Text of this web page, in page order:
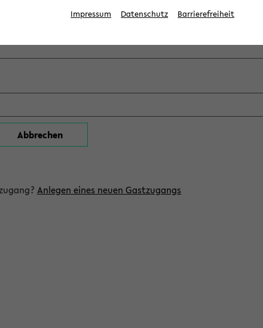
Anlegen eines neuen Gastzugangs
Impressum Datenschutz Barrierefreiheit